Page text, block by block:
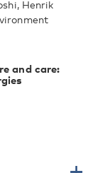
Henrik
and care: